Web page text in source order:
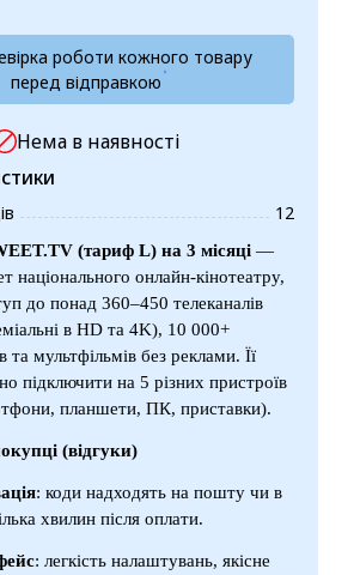
роботи кожного товару
перед відправкою
Нема в наявності
12
(тариф L) на 3 місяці —
національного онлайн-кінотеатру,
до понад 360–450 телеканалів
в HD та 4K), 10 000+
та мультфільмів без реклами. Її
підключити на 5 різних пристроїв
планшети, ПК, приставки).
(відгуки)
: коди надходять на пошту чи в
хвилин після оплати.
: легкість налаштувань, якісне